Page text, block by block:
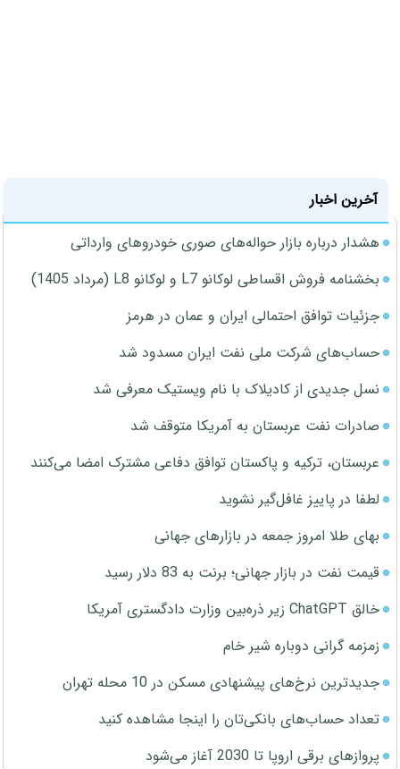
آخرین اخبار
هشدار درباره بازار حواله‌های صوری خودروهای وارداتی
بخشنامه فروش اقساطی لوکانو L7 و لوکانو L8 (مرداد 1405)
جزئیات توافق احتمالی ایران و عمان در هرمز
حساب‌های شرکت ملی نفت ایران مسدود شد
نسل جدیدی از کادیلاک با نام ویستیک معرفی شد
صادرات نفت عربستان به آمریکا متوقف شد
عربستان، ترکیه و پاکستان توافق دفاعی مشترک امضا می‌کنند
لطفا در پاییز غافل‌گیر نشوید
بهای طلا امروز جمعه در بازارهای جهانی
قیمت نفت در بازار جهانی؛ برنت به 83 دلار رسید
خالق ChatGPT زیر ذره‌بین وزارت دادگستری آمریکا
زمزمه گرانی دوباره شیر خام
جدیدترین نرخ‌های پیشنهادی مسکن در 10 محله تهران
تعداد حساب‌های بانکی‌تان را اینجا مشاهده کنید
پروازهای برقی اروپا تا 2030 آغاز می‌شود